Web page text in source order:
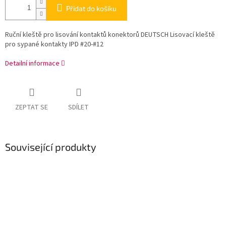
Přidat do košíku
Ruční kleště pro lisování kontaktů konektorů DEUTSCH Lisovací kleště
pro sypané kontakty IPD #20-#12
Detailní informace
ZEPTAT SE SDÍLET
Související produkty